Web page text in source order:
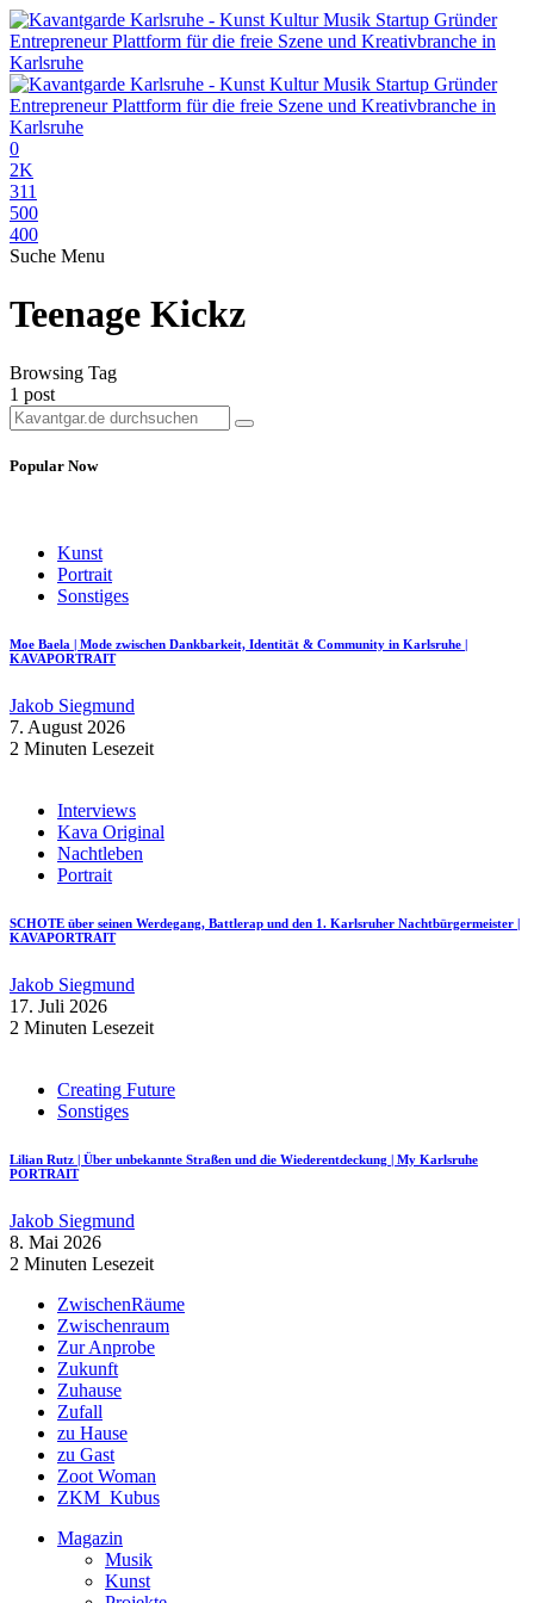
0
2K
311
500
400
Suche Menu
Teenage Kickz
Browsing Tag
1 post
Popular Now
Kunst
Portrait
Sonstiges
Moe Baela | Mode zwischen Dankbarkeit, Identität & Community in Karlsruhe |
KAVAPORTRAIT
Jakob Siegmund
7. August 2026
2 Minuten Lesezeit
Interviews
Kava Original
Nachtleben
Portrait
SCHOTE über seinen Werdegang, Battlerap und den 1. Karlsruher Nachtbürgermeister |
KAVAPORTRAIT
Jakob Siegmund
17. Juli 2026
2 Minuten Lesezeit
Creating Future
Sonstiges
Lilian Rutz | Über unbekannte Straßen und die Wiederentdeckung | My Karlsruhe
PORTRAIT
Jakob Siegmund
8. Mai 2026
2 Minuten Lesezeit
ZwischenRäume
Zwischenraum
Zur Anprobe
Zukunft
Zuhause
Zufall
zu Hause
zu Gast
Zoot Woman
ZKM_Kubus
Magazin
Musik
Kunst